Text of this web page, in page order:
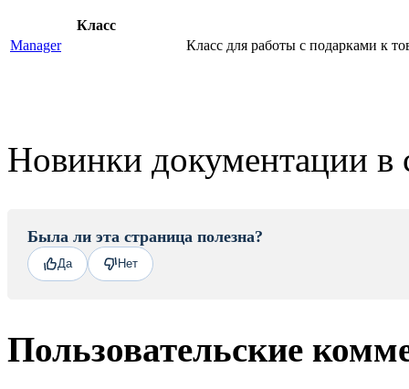
Класс
Manager
Класс для работы с подарками к
Новинки документации в
Была ли эта страница полезна?
Да Нет
Пользовательские